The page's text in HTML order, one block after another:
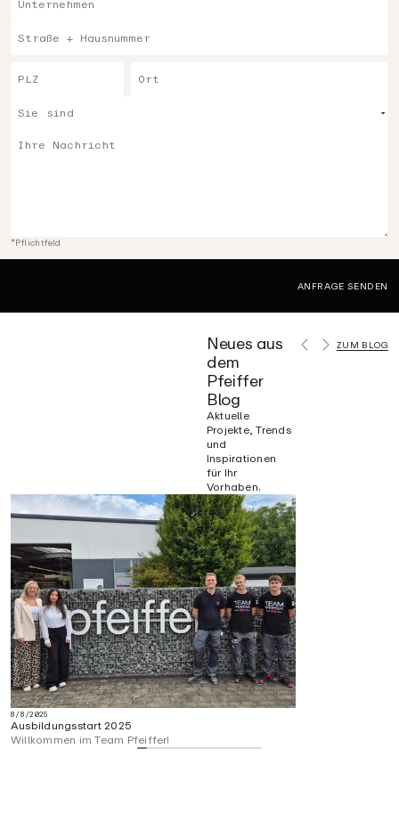
*Pflichtfeld
Neues aus
dem
Pfeiffer
Blog
Aktuelle
Projekte, Trends
und
Inspirationen
für Ihr
Vorhaben.
ZUM BLOG
8/8/2025
Ausbildungsstart 2025
Willkommen im Team Pfeiffer!